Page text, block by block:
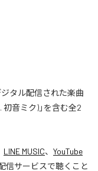
タル配信された楽曲
初音ミク)」を含む全2
LINE MUSIC、 YouTube
信サービスで聴くこと